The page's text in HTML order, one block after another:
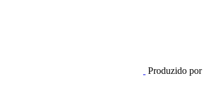
Produzido por